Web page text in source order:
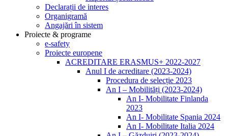
Declarații de interes
Organigramă
Angajări în sistem
Proiecte & programe
e-safety
Proiecte europene
ACREDITARE ERASMUS+ 2022-2027
Anul I de acreditare (2023-2024)
Procedura de selecție 2023
An I – Mobilități (2023-2024)
An I- Mobilitate Finlanda
2023
An I- Mobilitate Spania 2024
An I- Mobilitate Italia 2024